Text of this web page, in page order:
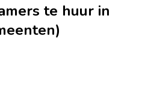
te huur in